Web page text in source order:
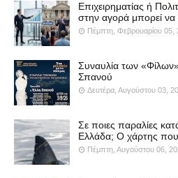
Επιχειρηματίας ή
στην αγορά μπορεί να
Πέμπτη, Φεβρουαρίου 05,
Συναυλία των
Σπανού
Δευτέρα, Αυγούστου 03,
Σε ποιες παραλίες
Ελλάδα; Ο χάρτης που
Πέμπτη, Αυγούστου 06,